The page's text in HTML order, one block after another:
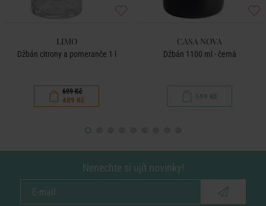
LIMO
Džbán citrony a pomeranče 1 l
699 Kč
489 Kč
CASA NOVA
Džbán 1100 ml - černá
599 Kč
Nenechte si ujít novinky!